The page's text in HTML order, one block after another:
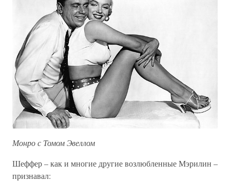
Монро с Томом Эвеллом
Шеффер – как и многие другие возлюбленные Мэрилин –
признавал: